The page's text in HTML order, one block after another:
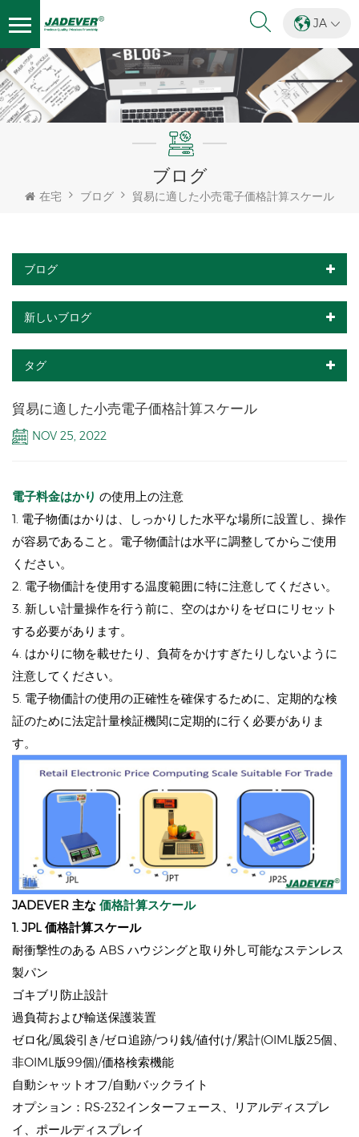
JA
ブログ
在宅 ブログ 貿易に適した小売電子価格計算スケール
ブログ
新しいブログ
タグ
貿易に適した小売電子価格計算スケール
NOV 25, 2022
電子料金はかり の使用上の注意
1. 電子物価はかりは、しっかりした水平な場所に設置し、操作
が容易であること。電子物価計は水平に調整してからご使用
ください。
2. 電子物価計を使用する温度範囲に特に注意してください。
3. 新しい計量操作を行う前に、空のはかりをゼロにリセット
する必要があります。
4. はかりに物を載せたり、負荷をかけすぎたりしないように
注意してください。
5. 電子物価計の使用の正確性を確保するために、定期的な検
証のために法定計量検証機関に定期的に行く必要がありま
す。
JADEVER 主な 価格計算スケール
1. JPL 価格計算スケール
耐衝撃性のある ABS ハウジングと取り外し可能なステンレス
製パン
ゴキブリ防止設計
過負荷および輸送保護装置
ゼロ化/風袋引き/ゼロ追跡/つり銭/値付け/累計(OIML版25個、
非OIML版99個)/価格検索機能
自動シャットオフ/自動バックライト
オプション：RS-232インターフェース、リアルディスプレ
イ、ポールディスプレイ